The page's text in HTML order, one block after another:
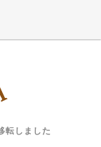
転しました